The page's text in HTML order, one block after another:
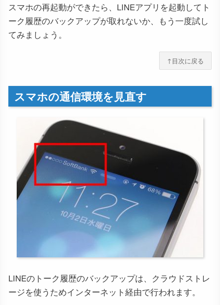
スマホの再起動ができたら、LINEアプリを起動してト
ーク履歴のバックアップが取れないか、もう一度試し
てみましょう。
↑目次に戻る
スマホの通信環境を見直す
LINEのトーク履歴のバックアップは、クラウドストレ
ージを使うためインターネット経由で行われます。